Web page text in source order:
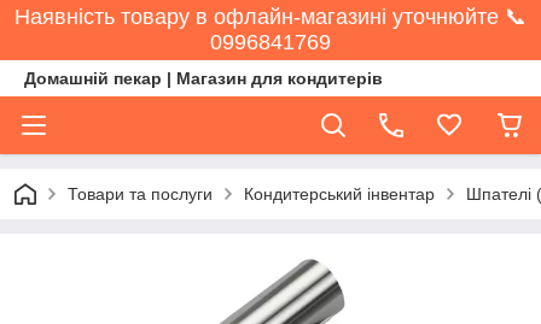
Наявність товару в офлайн-магазині уточнюйте 📞
0996841769
Домашній пекар | Магазин для кондитерів
Товари та послуги Кондитерський інвентар Шпателі